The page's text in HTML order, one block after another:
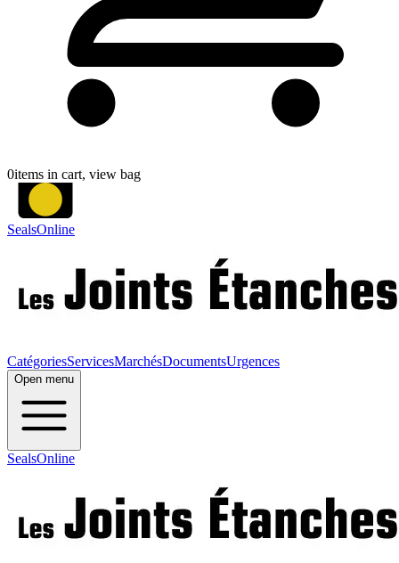
0items in cart, view bag
SealsOnline
CatégoriesServicesMarchésDocumentsUrgences
Open menu
SealsOnline